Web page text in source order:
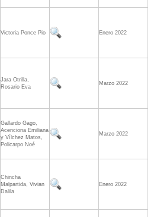
Victoria Ponce Pio Enero 2022
Jara Otrilla,
Rosario Eva
Marzo 2022
Gallardo Gago,
Acenciona Emiliana
y Vílchez Matos,
Policarpo Noé
Marzo 2022
Chincha
Malpartida, Vivian
Dalila
Enero 2022